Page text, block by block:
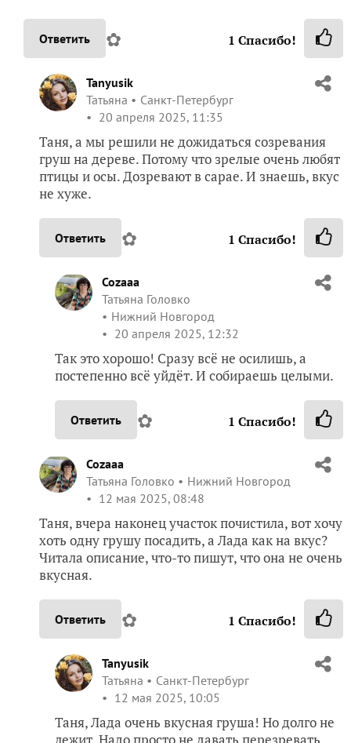
Ответить ✿ 1 Спасибо!
Tanyusik
Татьяна
Санкт-Петербург
20 апреля 2025, 11:35
Таня, а мы решили не дожидаться созревания
груш на дереве. Потому что зрелые очень любят
птицы и осы. Дозревают в сарае. И знаешь, вкус
не хуже.
Ответить ✿ 1 Спасибо!
Cozaaa
Татьяна Головко
Нижний Новгород
20 апреля 2025, 12:32
Так это хорошо! Сразу всё не осилишь, а
постепенно всё уйдёт. И собираешь целыми.
Ответить ✿ 1 Спасибо!
Cozaaa
Татьяна Головко
Нижний Новгород
12 мая 2025, 08:48
Таня, вчера наконец участок почистила, вот хочу
хоть одну грушу посадить, а Лада как на вкус?
Читала описание, что-то пишут, что она не очень
вкусная.
Ответить ✿ 1 Спасибо!
Tanyusik
Татьяна
Санкт-Петербург
12 мая 2025, 10:05
Таня, Лада очень вкусная груша! Но долго не